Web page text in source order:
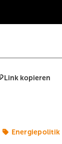
Link kopieren
Energiepolitik